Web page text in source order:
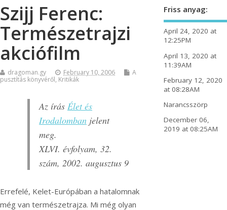
Szijj Ferenc:
Természetrajzi
akciófilm
dragoman.gy February 10, 2006
A
pusztítás könyvéről, Kritikák
Az írás Élet és
Irodalomban jelent
meg.
XLVI. évfolyam, 32.
szám, 2002. augusztus 9
Errefelé, Kelet-Európában a hatalomnak
még van természetrajza. Mi még olyan
Friss anyag:
April 24, 2020 at
12:25PM
April 13, 2020 at
11:39AM
February 12, 2020
at 08:28AM
Narancsszörp
December 06,
2019 at 08:25AM